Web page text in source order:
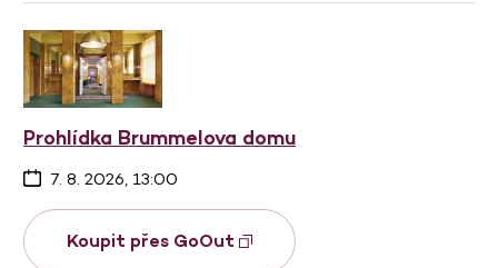
Prohlídka Brummelova domu
7. 8. 2026, 13:00
Koupit přes GoOut